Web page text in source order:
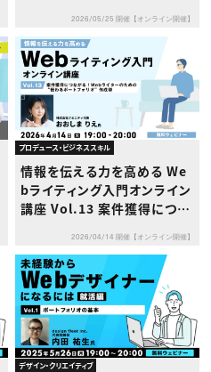
2026/05/25 開催【オンライン開催】
プロデュース・ビジネススキル
情報を伝える力を高める We
bライティング入門オンライン
講座 Vol.13 案件獲得につな
の“伝わるポートフォリオ”作
成術
2026/04/14 開催【オンライン開催】
デザイン・クリエイティブ